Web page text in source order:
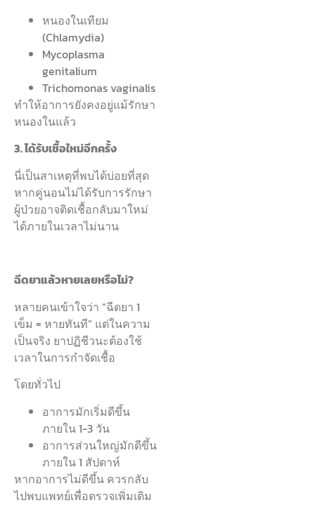
หนองในเทียม
(Chlamydia)
Mycoplasma
genitalium
Trichomonas vaginalis
ทำให้อาการยังคงอยู่แม้รักษา
หนองในแล้ว
3.ได้รับเชื้อใหม่อีกครั้ง
นี่เป็นสาเหตุที่พบได้บ่อยที่สุด
หากคู่นอนไม่ได้รับการรักษา
ผู้ป่วยอาจติดเชื้อกลับมาใหม่
ได้ภายในเวลาไม่นาน
ฉีดยาแล้วหายเลยหรือไม่?
หลายคนเข้าใจว่า “ฉีดยา 1
เข็ม = หายทันที” แต่ในความ
เป็นจริง ยาปฏิชีวนะต้องใช้
เวลาในการกำจัดเชื้อ
โดยทั่วไป
อาการมักเริ่มดีขึ้น
ภายใน 1-3 วัน
อาการส่วนใหญ่มักดีขึ้น
ภายใน 1 สัปดาห์
หากอาการไม่ดีขึ้น ควรกลับ
ไปพบแพทย์เพื่อตรวจเพิ่มเติม